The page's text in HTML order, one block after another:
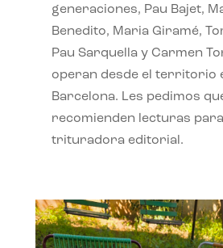
generaciones, Pau Bajet,
Benedito, Maria Giramé,
Pau Sarquella y Carmen
operan desde el territorio
Barcelona. Les pedimos
recomienden lecturas
trituradora editorial.